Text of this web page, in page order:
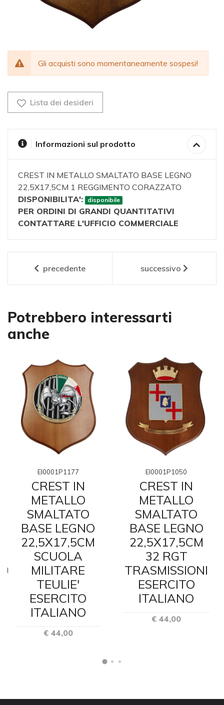
Gli acquisti sono momentaneamente sospesi!
Lista dei desideri
Informazioni sul prodotto
CREST IN METALLO SMALTATO BASE LEGNO
22,5X17,5CM 1 REGGIMENTO CORAZZATO
DISPONIBILITA':
disponibile
PER ORDINI DI GRANDI QUANTITATIVI
CONTATTARE L'UFFICIO COMMERCIALE
precedente successivo
Potrebbero interessarti
anche
EI0001P1177
CREST IN
METALLO
SMALTATO
BASE LEGNO
22,5X17,5CM
SCUOLA
MILITARE
TEULIE'
ESERCITO
ITALIANO
€ 44,00
EI0001P1050
CREST IN
METALLO
SMALTATO
BASE LEGNO
22,5X17,5CM
32 RGT
TRASMISSIONI
ESERCITO
ITALIANO
€ 44,00